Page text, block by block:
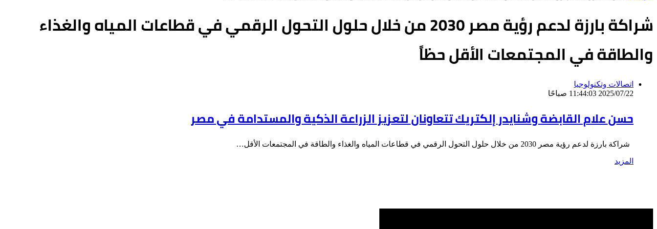
شراكة بارزة لدعم رؤية مصر 2030 من خلال حلول التحول الرقمي في قطاعات المياه والغذاء
والطاقة في المجتمعات الأقل حظاً
اتصالات وتكنولوجيا
2025/07/22 11:44:03 صباحًا
حسن علام القابضة وشنايدر إلكتريك تتعاونان لتعزيز الزراعة الذكية والمستدامة في مصر
شراكة بارزة لدعم رؤية مصر 2030 من خلال حلول التحول الرقمي في قطاعات المياه والغذاء والطاقة في المجتمعات الأقل…
المزيد